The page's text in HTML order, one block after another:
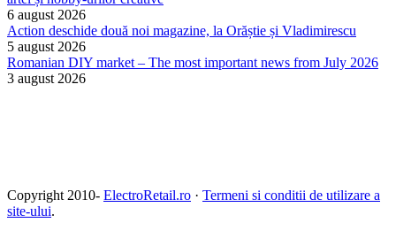
6 august 2026
Action deschide două noi magazine, la Orăștie și Vladimirescu
5 august 2026
Romanian DIY market – The most important news from July 2026
3 august 2026
Copyright 2010- ElectroRetail.ro · Termeni si conditii de utilizare a
site-ului.